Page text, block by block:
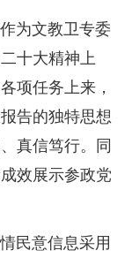
为文教卫专委
十大精神上
项任务上来，
告的独特思想
真信笃行。同
效展示参政党
民意信息采用